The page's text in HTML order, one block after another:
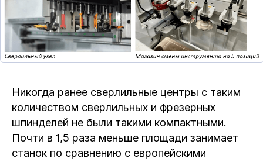
Никогда ранее сверлильные центры с таким
количеством сверлильных и фрезерных
шпинделей не были такими компактными.
Почти в 1,5 раза меньше площади занимает
станок по сравнению с европейскими